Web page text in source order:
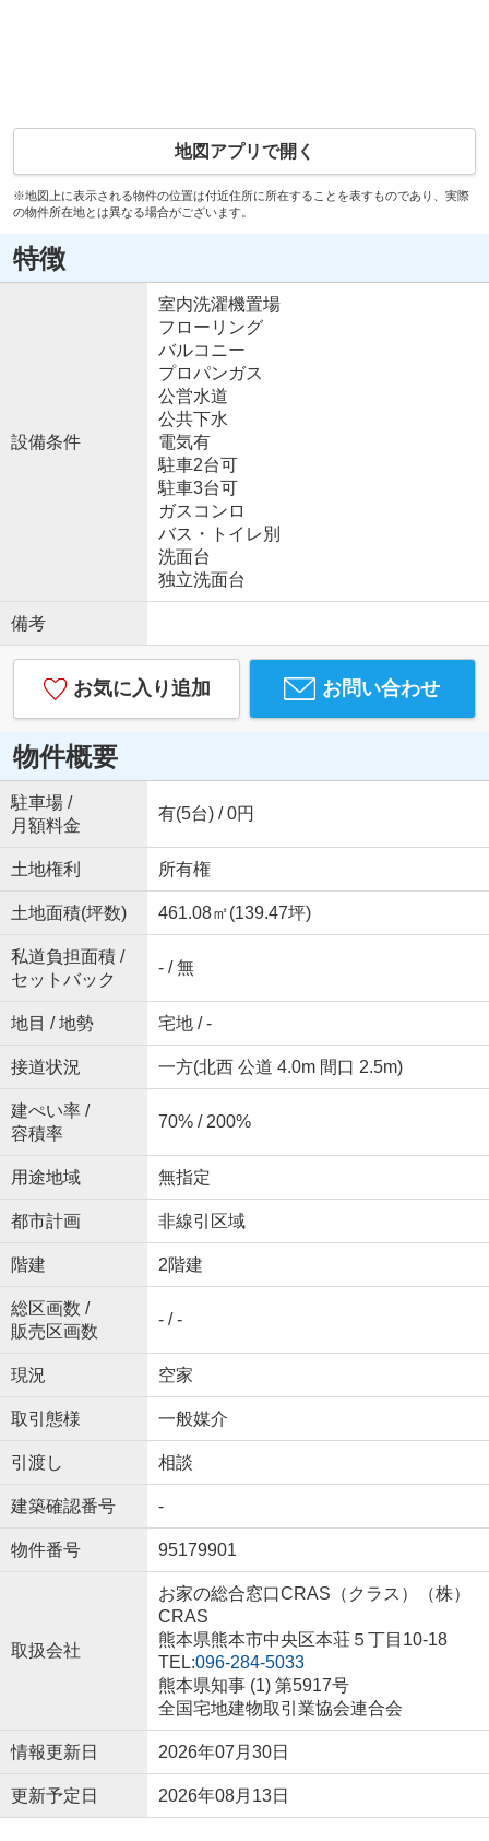
地図アプリで開く
※地図上に表示される物件の位置は付近住所に所在することを表すものであり、実際
の物件所在地とは異なる場合がございます。
特徴
設備条件
室内洗濯機置場
フローリング
バルコニー
プロパンガス
公営水道
公共下水
電気有
駐車2台可
駐車3台可
ガスコンロ
バス・トイレ別
洗面台
独立洗面台
備考
お気に入り追加 お問い合わせ
物件概要
駐車場 /
月額料金
有(5台) / 0円
土地権利 所有権
土地面積(坪数) 461.08㎡(139.47坪)
私道負担面積 /
セットバック
- / 無
地目 / 地勢 宅地 / -
接道状況 一方(北西 公道 4.0m 間口 2.5m)
建ぺい率 /
容積率
70% / 200%
用途地域 無指定
都市計画 非線引区域
階建 2階建
総区画数 /
販売区画数
- / -
現況 空家
取引態様 一般媒介
引渡し 相談
建築確認番号 -
物件番号 95179901
取扱会社
お家の総合窓口CRAS（クラス）（株）
CRAS
熊本県熊本市中央区本荘５丁目10-18
TEL:096-284-5033
熊本県知事 (1) 第5917号
全国宅地建物取引業協会連合会
情報更新日 2026年07月30日
更新予定日 2026年08月13日